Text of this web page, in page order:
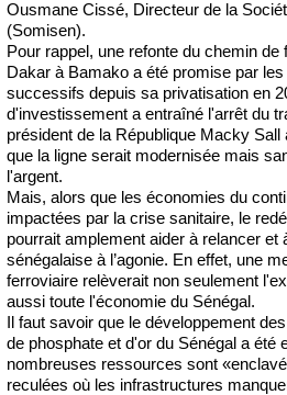
Ousmane Cissé, Directeur de la
(Somisen).
Pour rappel, une refonte du chemin de
Dakar à Bamako a été promise par
successifs depuis sa privatisation en
d'investissement a entraîné l'arrêt du
président de la République Macky
que la ligne serait modernisée mais
l'argent.
Mais, alors que les économies du
impactées par la crise sanitaire, le
pourrait amplement aider à relancer et
sénégalaise à l’agonie. En effet, une
ferroviaire relèverait non seulement
aussi toute l'économie du Sénégal.
Il faut savoir que le développement
de phosphate et d'or du Sénégal a été
nombreuses ressources sont
reculées où les infrastructures